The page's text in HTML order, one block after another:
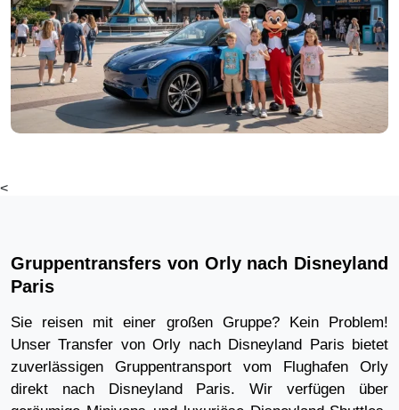
<
Gruppentransfers von Orly nach Disneyland
Paris
Sie reisen mit einer großen Gruppe? Kein Problem!
Unser Transfer von Orly nach Disneyland Paris bietet
zuverlässigen Gruppentransport vom Flughafen Orly
direkt nach Disneyland Paris. Wir verfügen über